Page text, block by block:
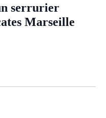
serrurier
Marseille